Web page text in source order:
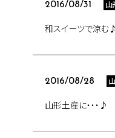
2016/08/31 山
和スイーツで涼む♪
2016/08/28
山形土産に・・・♪